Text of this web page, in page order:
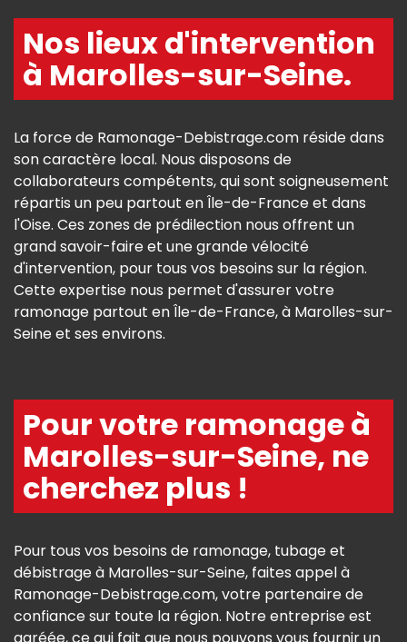
Nos lieux d'intervention
à Marolles-sur-Seine.
La force de Ramonage-Debistrage.com réside dans
son caractère local. Nous disposons de
collaborateurs compétents, qui sont soigneusement
répartis un peu partout en Île-de-France et dans
l'Oise. Ces zones de prédilection nous offrent un
grand savoir-faire et une grande vélocité
d'intervention, pour tous vos besoins sur la région.
Cette expertise nous permet d'assurer votre
ramonage partout en Île-de-France, à Marolles-sur-
Seine et ses environs.
Pour votre ramonage à
Marolles-sur-Seine, ne
cherchez plus !
Pour tous vos besoins de ramonage, tubage et
débistrage à Marolles-sur-Seine, faites appel à
Ramonage-Debistrage.com, votre partenaire de
confiance sur toute la région. Notre entreprise est
agréée, ce qui fait que nous pouvons vous fournir un